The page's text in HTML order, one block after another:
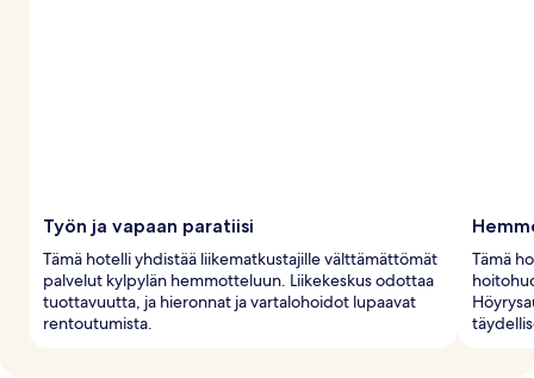
Työn ja vapaan paratiisi
Tämä hotelli yhdistää liikematkustajille välttämättömät
palvelut kylpylän hemmotteluun. Liikekeskus odottaa
tuottavuutta, ja hieronnat ja vartalohoidot lupaavat
rentoutumista.
Tämä